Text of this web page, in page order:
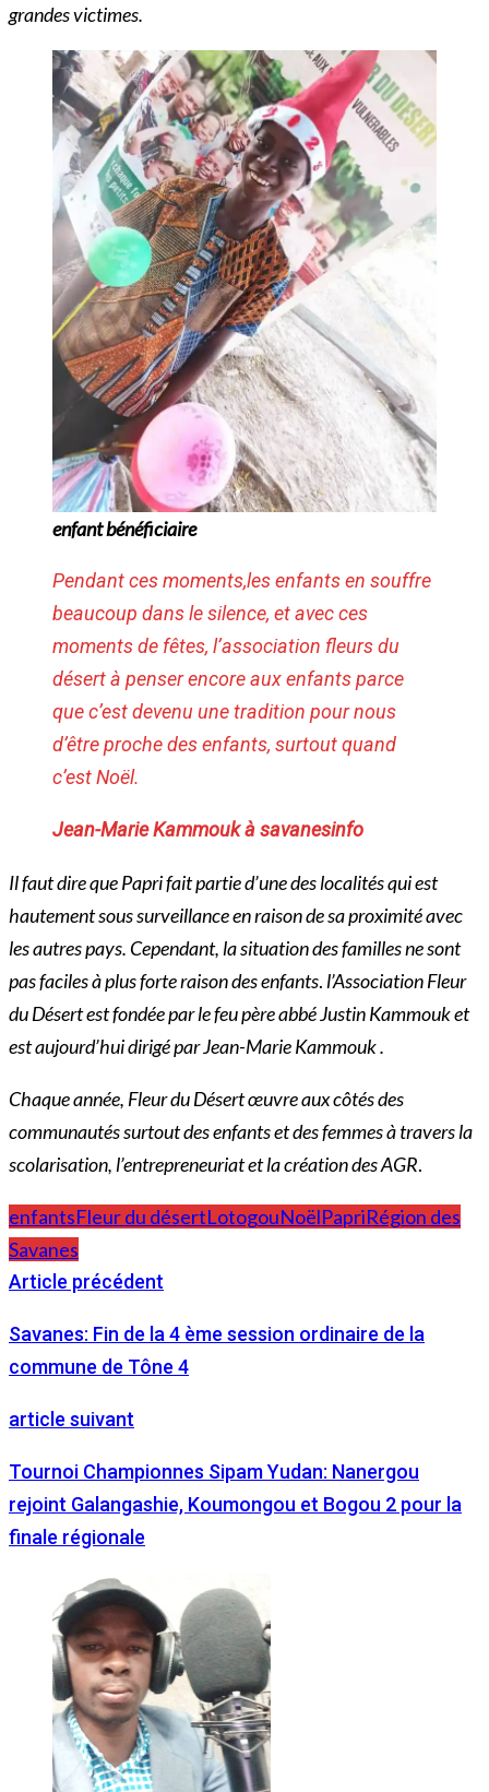
grandes victimes.
enfant bénéficiaire
Pendant ces moments,les enfants en souffre
beaucoup dans le silence, et avec ces
moments de fêtes, l’association fleurs du
désert à penser encore aux enfants parce
que c’est devenu une tradition pour nous
d’être proche des enfants, surtout quand
c’est Noël.
Jean-Marie Kammouk à savanesinfo
Il faut dire que Papri fait partie d’une des localités qui est
hautement sous surveillance en raison de sa proximité avec
les autres pays. Cependant, la situation des familles ne sont
pas faciles à plus forte raison des enfants. l’Association Fleur
du Désert est fondée par le feu père abbé Justin Kammouk et
est aujourd’hui dirigé par Jean-Marie Kammouk .
Chaque année, Fleur du Désert œuvre aux côtés des
communautés surtout des enfants et des femmes à travers la
scolarisation, l’entrepreneuriat et la création des AGR.
enfantsFleur du désertLotogouNoëlPapriRégion des
Savanes
Article précédent
Savanes: Fin de la 4 ème session ordinaire de la
commune de Tône 4
article suivant
Tournoi Championnes Sipam Yudan: Nanergou
rejoint Galangashie, Koumongou et Bogou 2 pour la
finale régionale